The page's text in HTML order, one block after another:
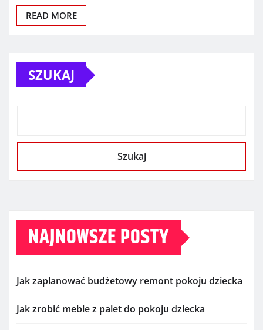
READ MORE
SZUKAJ
Szukaj
NAJNOWSZE POSTY
Jak zaplanować budżetowy remont pokoju dziecka
Jak zrobić meble z palet do pokoju dziecka